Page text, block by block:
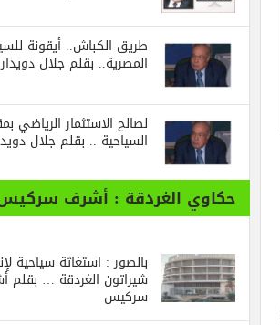
طريق الكباش.. أيقونة
المصرية.. بقلم جلال دويدار
لصالح الاستثمار الرياضي
السياحية .. بقلم جلال
حكاوي الغردقة : أشرف
بالصور : استغاثة سياحية
شيراتون الغردقة … بقلم
سركيس